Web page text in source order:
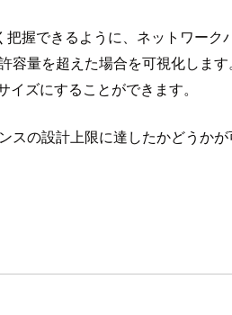
握できるように、ネットワー
量を超えた場合を可視化しま
ズにすることができます。
の設計上限に達したかどうか